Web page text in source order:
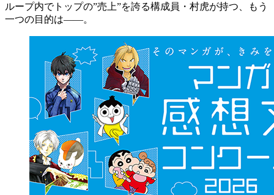
ループ内でトップの”売上”を誇る構成員・村虎が持つ、もう
一つの目的は――。